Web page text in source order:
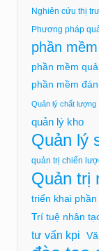
Nghiên cứu thị
Phương pháp
phần
phần mềm
phần mềm
Quản lý chất lượng
quản lý kho
Quản lý
quản trị chiến
Quản trị
triển khai phần
Trí tuệ nhân
tư vấn kpi